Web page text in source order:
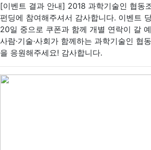
[이벤트 결과 안내] 2018 과학기술인 협동
펀딩에 참여해주셔서 감사합니다. 이벤트
20일 중으로 쿠폰과 함께 개별 연락이 갈
사람·기술·사회가 함께하는 과학기술인 협
을 응원해주세요! 감사합니다.